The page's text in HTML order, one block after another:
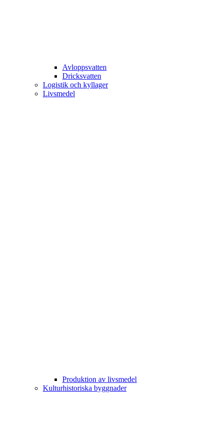
Avloppsvatten
Dricksvatten
Logistik och kyllager
Livsmedel
Produktion av livsmedel
Kulturhistoriska byggnader